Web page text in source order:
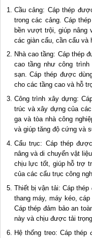
Cầu cảng: Cáp thép
trong các cảng. Cáp
bền vượt trội, giúp nâng
các giàn cẩu, cần cẩu và
Nhà cao tầng: Cáp thép
cao tầng như công
sạn. Cáp thép được
cho các tầng cao và hỗ
Công trình xây dựng:
trúc và xây dựng của
ga và tòa nhà công
và giúp tăng độ cứng và
Cẩu trục: Cáp thép
nâng và di chuyển vật
chịu lực tốt, giúp hỗ trợ
của các cẩu trục công
Thiết bị vận tải: Cáp
thang máy, máy kéo,
Cáp thép đảm bảo an
này và chịu được tải
Hệ thống treo: Cáp